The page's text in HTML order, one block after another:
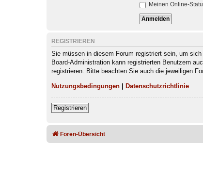
Meinen Online-
REGISTRIEREN
Sie müssen in diesem Forum registriert sein, um
Board-Administration kann registrierten Benutzern
registrieren. Bitte beachten Sie auch die jeweiligen
Nutzungsbedingungen Datenschutzrichtlinie
Registrieren
Foren-Übersicht